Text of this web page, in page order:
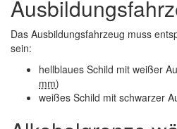
Das Ausbildungsfahrzeug muss
sein:
hellblaues Schild mit weißer
mm)
weißes Schild mit schwarzer